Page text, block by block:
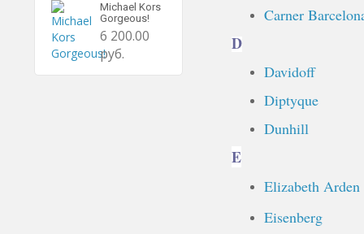
Michael Kors
Gorgeous!
6 200.00
руб.
Carner
D
Davidoff
Diptyque
Dunhill
E
Elizabeth Arden
Eisenberg